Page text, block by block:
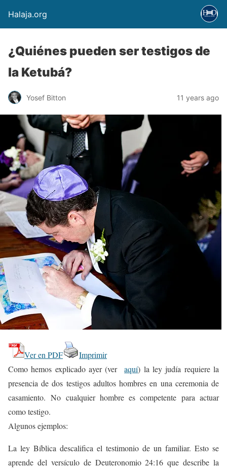
Halaja.org
¿Quiénes pueden ser testigos de
la Ketubá?
Yosef Bitton 11 years ago
Ver en PDF
Imprimir
Como hemos explicado ayer (veraquí) la ley judía requiere la
presencia de dos testigos adultos hombres en una ceremonia de
casamiento. No cualquier hombre es competente para actuar
como testigo.
Algunos ejemplos:
La ley Bíblica descalifica el testimonio de un familiar. Esto se
aprende del versículo de Deuteronomio 24:16 que describe la